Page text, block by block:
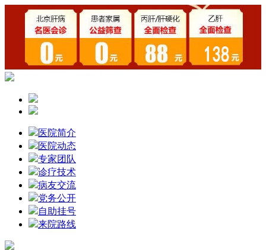
医院简介
医院动态
专家团队
诊疗技术
病友交流
党务公开
自助挂号
来院路线